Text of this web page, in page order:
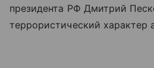
президента РФ Дмитрий
террористический характер